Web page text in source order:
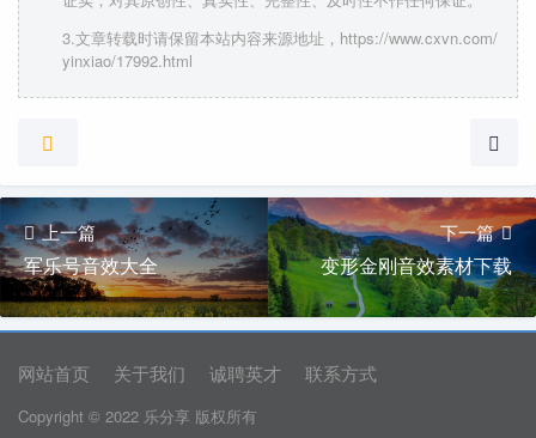
3.文章转载时请保留本站内容来源地址，https://www.cxvn.com/
yinxiao/17992.html
上一篇
军乐号音效大全
下一篇
变形金刚音效素材下载
网站首页 关于我们 诚聘英才 联系方式
Copyright © 2022 乐分享 版权所有